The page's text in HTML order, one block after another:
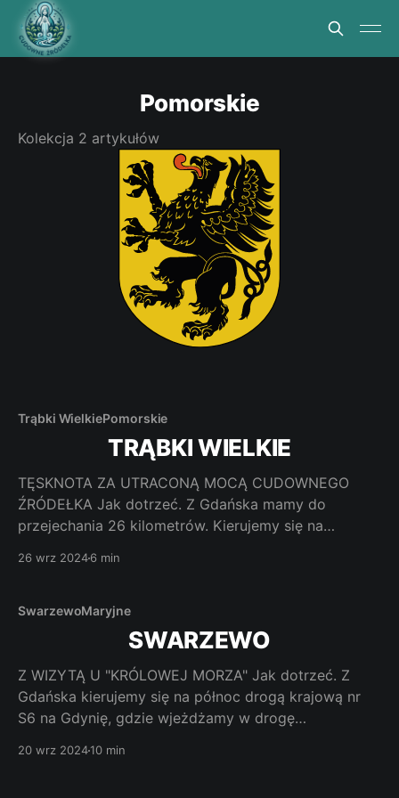
Pomorskie
Kolekcja 2 artykułów
Trąbki WielkiePomorskie
TRĄBKI WIELKIE
TĘSKNOTA ZA UTRACONĄ MOCĄ CUDOWNEGO
ŹRÓDEŁKA Jak dotrzeć. Z Gdańska mamy do
przejechania 26 kilometrów. Kierujemy się na
26 wrz 20246 min
SwarzewoMaryjne
SWARZEWO
Z WIZYTĄ U "KRÓLOWEJ MORZA" Jak dotrzeć. Z
Gdańska kierujemy się na północ drogą krajową nr
S6 na Gdynię, gdzie wjeżdżamy w drogę
20 wrz 202410 min